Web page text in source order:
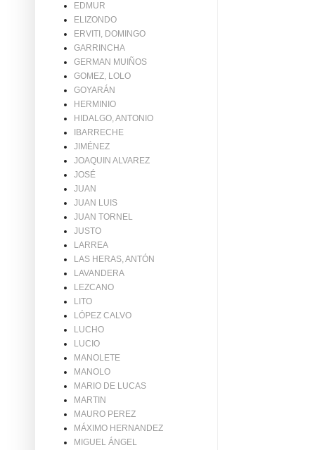
EDMUR
ELIZONDO
ERVITI, DOMINGO
GARRINCHA
GERMAN MUIÑOS
GOMEZ, LOLO
GOYARÁN
HERMINIO
HIDALGO, ANTONIO
IBARRECHE
JIMÉNEZ
JOAQUIN ALVAREZ
JOSÉ
JUAN
JUAN LUIS
JUAN TORNEL
JUSTO
LARREA
LAS HERAS, ANTÓN
LAVANDERA
LEZCANO
LITO
LÓPEZ CALVO
LUCHO
LUCIO
MANOLETE
MANOLO
MARIO DE LUCAS
MARTIN
MAURO PEREZ
MÁXIMO HERNANDEZ
MIGUEL ÁNGEL